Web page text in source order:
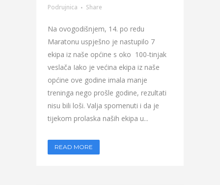
Podrujnica
Share
Na ovogodišnjem, 14. po redu
Maratonu uspješno je nastupilo 7
ekipa iz naše općine s oko 100-tinjak
veslača Iako je većina ekipa iz naše
općine ove godine imala manje
treninga nego prošle godine, rezultati
nisu bili loši. Valja spomenuti i da je
tijekom prolaska naših ekipa u...
READ MORE